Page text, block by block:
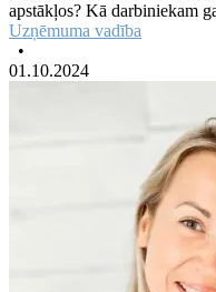
apstākļos? Kā darbiniekam
Uzņēmuma vadība
•
01.10.2024